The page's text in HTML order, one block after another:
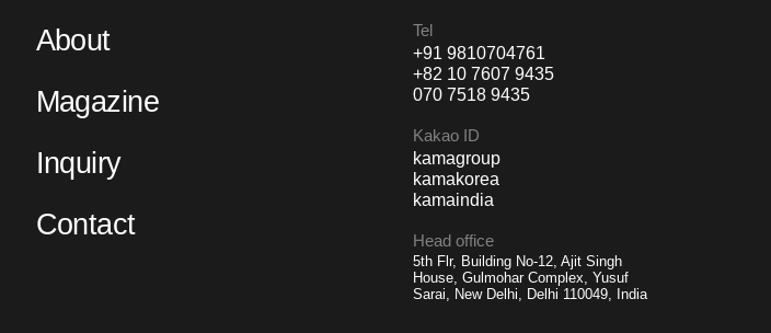
About
Magazine
Inquiry
Contact
Tel
+91 9810704761
+82 10 7607 9435
070 7518 9435
Kakao ID
kamagroup
kamakorea
kamaindia
Head office
5th Flr, Building No-12, Ajit Singh
House, Gulmohar Complex, Yusuf
Sarai, New Delhi, Delhi 110049, India